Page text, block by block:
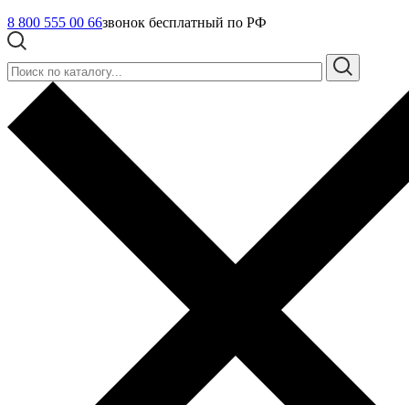
8 800 555 00 66звонок бесплатный по РФ